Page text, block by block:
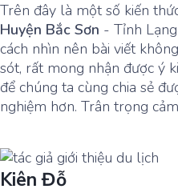
Trên đây là một số kiến
Huyện Bắc Sơn - Tỉnh
cách nhìn nên bài viết
sót, rất mong nhận được ý
để chúng ta cùng chia sẻ
nghiệm hơn. Trân trọng
Kiên Đỗ